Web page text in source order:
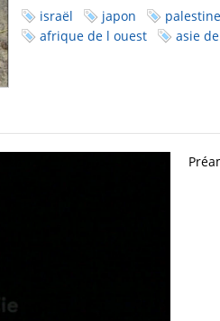
israël
japon palestine
afrique de l ouest
asie